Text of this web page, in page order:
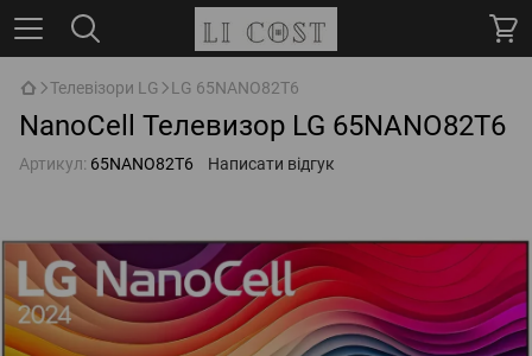
Телевізори LG LG 65NANO82T6
NanoCell Телевизор LG 65NANO82T6
Артикул: 65NANO82T6 Написати відгук